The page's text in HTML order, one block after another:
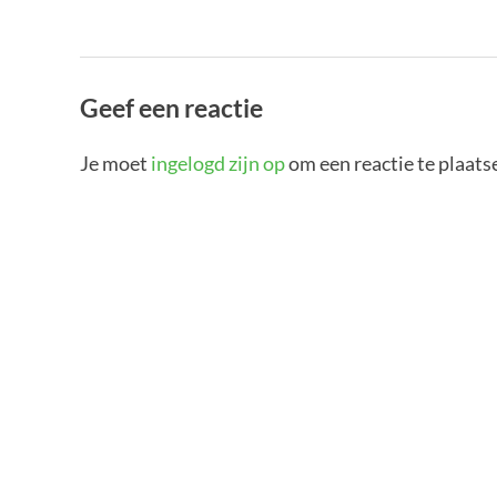
Geef een reactie
Je moet ingelogd zijn opom een reactie te